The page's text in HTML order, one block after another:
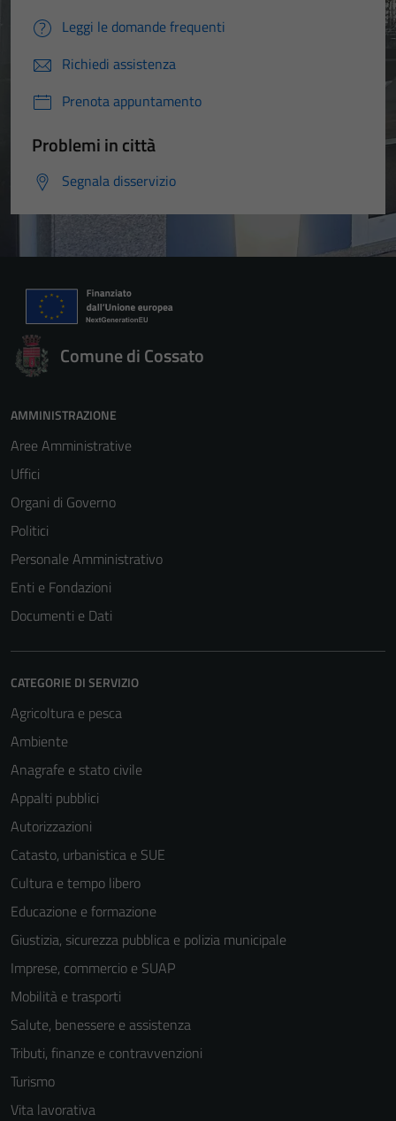
Leggi le domande frequenti
Richiedi assistenza
Prenota appuntamento
Problemi in città
Segnala disservizio
Comune di Cossato
AMMINISTRAZIONE
Aree Amministrative
Uffici
Organi di Governo
Politici
Personale Amministrativo
Enti e Fondazioni
Documenti e Dati
CATEGORIE DI SERVIZIO
Agricoltura e pesca
Ambiente
Anagrafe e stato civile
Appalti pubblici
Autorizzazioni
Catasto, urbanistica e SUE
Cultura e tempo libero
Educazione e formazione
Giustizia, sicurezza pubblica e polizia municipale
Imprese, commercio e SUAP
Mobilità e trasporti
Salute, benessere e assistenza
Tributi, finanze e contravvenzioni
Turismo
Vita lavorativa